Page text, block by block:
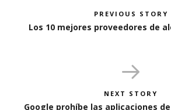
PREVIOUS STORY
Los 10 mejores proveedores de
NEXT STORY
Google prohíbe las aplicaciones